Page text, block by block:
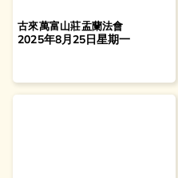
古來萬富山莊盂蘭法會
2025年8月25日星期一